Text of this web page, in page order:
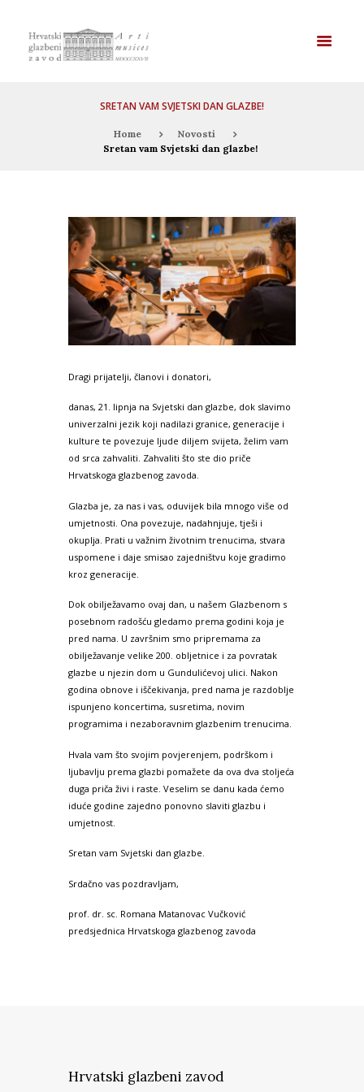
SRETAN VAM SVJETSKI DAN GLAZBE!
Home
Novosti
Sretan vam Svjetski dan glazbe!
Dragi prijatelji, članovi i donatori,
danas, 21. lipnja na Svjetski dan glazbe, dok slavimo
univerzalni jezik koji nadilazi granice, generacije i
kulture te povezuje ljude diljem svijeta, želim vam
od srca zahvaliti. Zahvaliti što ste dio priče
Hrvatskoga glazbenog zavoda.
Glazba je, za nas i vas, oduvijek bila mnogo više od
umjetnosti. Ona povezuje, nadahnjuje, tješi i
okuplja. Prati u važnim životnim trenucima, stvara
uspomene i daje smisao zajedništvu koje gradimo
kroz generacije.
Dok obilježavamo ovaj dan, u našem Glazbenom s
posebnom radošću gledamo prema godini koja je
pred nama. U završnim smo pripremama za
obilježavanje velike 200. obljetnice i za povratak
glazbe u njezin dom u Gundulićevoj ulici. Nakon
godina obnove i iščekivanja, pred nama je razdoblje
ispunjeno koncertima, susretima, novim
programima i nezaboravnim glazbenim trenucima.
Hvala vam što svojim povjerenjem, podrškom i
ljubavlju prema glazbi pomažete da ova dva stoljeća
duga priča živi i raste. Veselim se danu kada ćemo
iduće godine zajedno ponovno slaviti glazbu i
umjetnost.
Sretan vam Svjetski dan glazbe.
Srdačno vas pozdravljam,
prof. dr. sc. Romana Matanovac Vučković
predsjednica Hrvatskoga glazbenog zavoda
Hrvatski glazbeni zavod